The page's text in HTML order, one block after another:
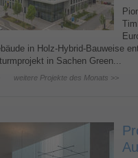
in Holz-Hybrid-Bauweise
in Sachen Green...
weitere Projekte des Monats >>